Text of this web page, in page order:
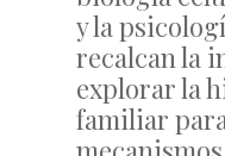
y la
recalcan la
explorar la
familiar